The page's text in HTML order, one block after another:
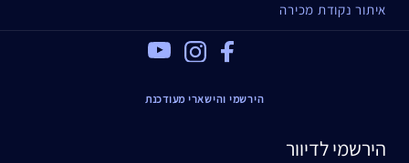
איתור נקודת מכירה
Facebook
הירשמי והישארי מעודכנת
הירשמי לדיוור